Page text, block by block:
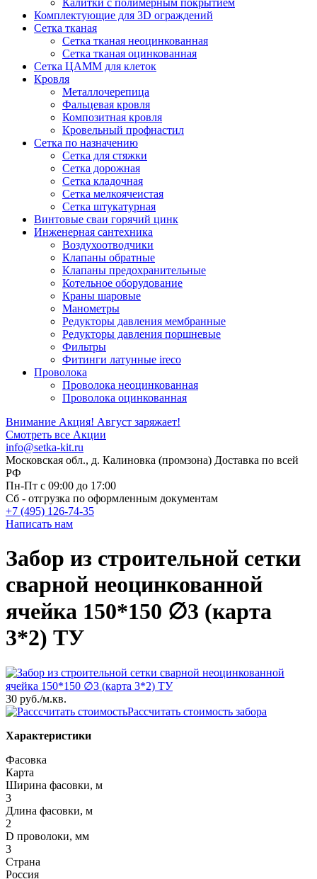
Калитки с полимерным покрытием
Комплектующие для 3D ограждений
Сетка тканая
Сетка тканая неоцинкованная
Сетка тканая оцинкованная
Сетка ЦАММ для клеток
Кровля
Металлочерепица
Фальцевая кровля
Композитная кровля
Кровельный профнастил
Сетка по назначению
Сетка для стяжки
Сетка дорожная
Сетка кладочная
Сетка мелкоячеистая
Сетка штукатурная
Винтовые сваи горячий цинк
Инженерная сантехника
Воздухоотводчики
Клапаны обратные
Клапаны предохранительные
Котельное оборудование
Краны шаровые
Манометры
Редукторы давления мембранные
Редукторы давления поршневые
Фильтры
Фитинги латунные ireco
Проволока
Проволока неоцинкованная
Проволока оцинкованная
Внимание Акция! Август заряжает!
Смотреть все Акции
info@setka-kit.ru
Московская обл., д. Калиновка (промзона) Доставка по всей
РФ
Пн-Пт с 09:00 до 17:00
Сб - отгрузка по оформленным документам
+7 (495) 126-74-35
Написать нам
Забор из строительной сетки
сварной неоцинкованной
ячейка 150*150 ∅3 (карта
3*2) ТУ
30 руб./м.кв.
Рассчитать стоимость забора
Характеристики
Фасовка
Карта
Ширина фасовки, м
3
Длина фасовки, м
2
D проволоки, мм
3
Страна
Россия